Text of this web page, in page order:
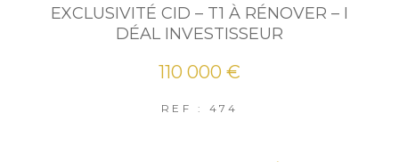
EXCLUSIVITÉ CID – T1 À RÉNOVER – I
DÉAL INVESTISSEUR
110 000 €
REF : 474